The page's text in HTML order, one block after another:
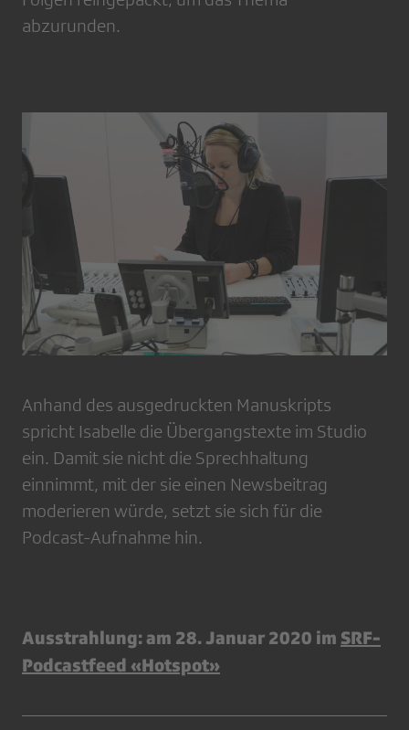
abzurunden.
Anhand des ausgedruckten Manuskripts
spricht Isabelle die Übergangstexte im Studio
ein. Damit sie nicht die Sprechhaltung
einnimmt, mit der sie einen Newsbeitrag
moderieren würde, setzt sie sich für die
Podcast-Aufnahme hin.
Ausstrahlung: am 28. Januar 2020 im SRF-
Podcastfeed «Hotspot»